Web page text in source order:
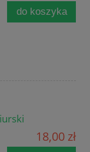
do koszyka
18,00 zł